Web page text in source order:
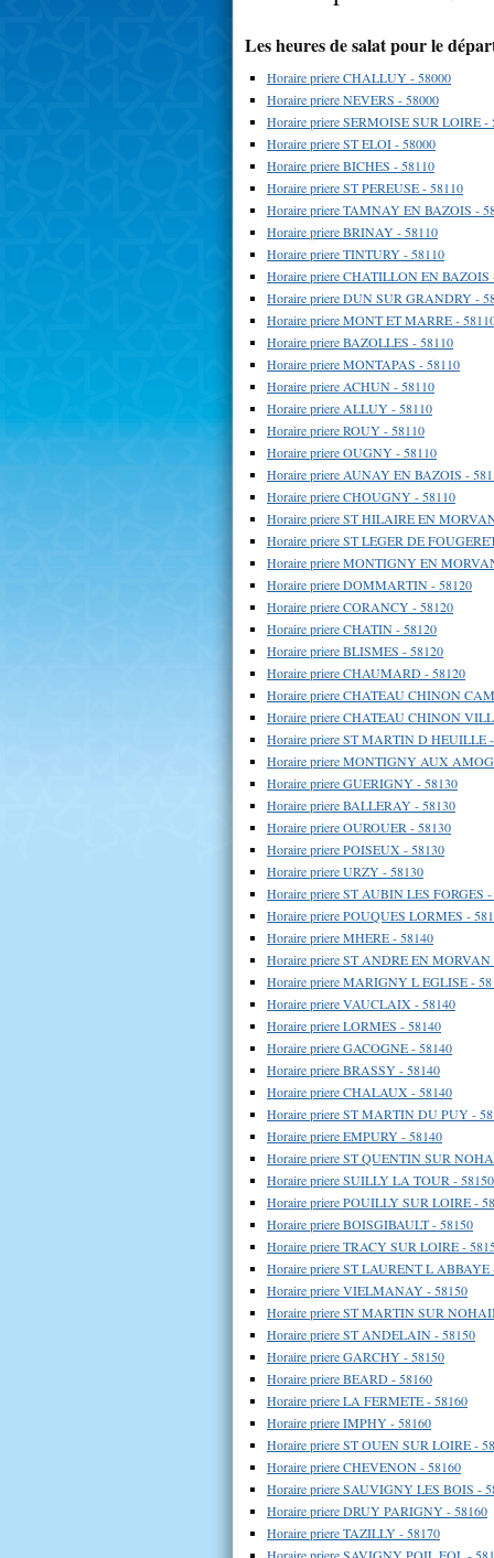
Les heures de salat pour le
Horaire priere CHALLUY - 58000
Horaire priere NEVERS - 58000
Horaire priere SERMOISE SUR LOIRE -
Horaire priere ST ELOI - 58000
Horaire priere BICHES - 58110
Horaire priere ST PEREUSE - 58110
Horaire priere TAMNAY EN BAZOIS -
Horaire priere BRINAY - 58110
Horaire priere TINTURY - 58110
Horaire priere CHATILLON EN BAZOIS
Horaire priere DUN SUR GRANDRY -
Horaire priere MONT ET MARRE -
Horaire priere BAZOLLES - 58110
Horaire priere MONTAPAS - 58110
Horaire priere ACHUN - 58110
Horaire priere ALLUY - 58110
Horaire priere ROUY - 58110
Horaire priere OUGNY - 58110
Horaire priere AUNAY EN BAZOIS -
Horaire priere CHOUGNY - 58110
Horaire priere ST HILAIRE EN
Horaire priere ST LEGER DE
Horaire priere MONTIGNY EN
Horaire priere DOMMARTIN - 58120
Horaire priere CORANCY - 58120
Horaire priere CHATIN - 58120
Horaire priere BLISMES - 58120
Horaire priere CHAUMARD - 58120
Horaire priere CHATEAU CHINON
Horaire priere CHATEAU CHINON
Horaire priere ST MARTIN D HEUILLE
Horaire priere MONTIGNY AUX
Horaire priere GUERIGNY - 58130
Horaire priere BALLERAY - 58130
Horaire priere OUROUER - 58130
Horaire priere POISEUX - 58130
Horaire priere URZY - 58130
Horaire priere ST AUBIN LES FORGES
Horaire priere POUQUES LORMES -
Horaire priere MHERE - 58140
Horaire priere ST ANDRE EN MORVAN
Horaire priere MARIGNY L EGLISE -
Horaire priere VAUCLAIX - 58140
Horaire priere LORMES - 58140
Horaire priere GACOGNE - 58140
Horaire priere BRASSY - 58140
Horaire priere CHALAUX - 58140
Horaire priere ST MARTIN DU PUY -
Horaire priere EMPURY - 58140
Horaire priere ST QUENTIN SUR
Horaire priere SUILLY LA TOUR - 58150
Horaire priere POUILLY SUR LOIRE -
Horaire priere BOISGIBAULT - 58150
Horaire priere TRACY SUR LOIRE -
Horaire priere ST LAURENT L ABBAYE
Horaire priere VIELMANAY - 58150
Horaire priere ST MARTIN SUR
Horaire priere ST ANDELAIN - 58150
Horaire priere GARCHY - 58150
Horaire priere BEARD - 58160
Horaire priere LA FERMETE - 58160
Horaire priere IMPHY - 58160
Horaire priere ST OUEN SUR LOIRE -
Horaire priere CHEVENON - 58160
Horaire priere SAUVIGNY LES BOIS -
Horaire priere DRUY PARIGNY - 58160
Horaire priere TAZILLY - 58170